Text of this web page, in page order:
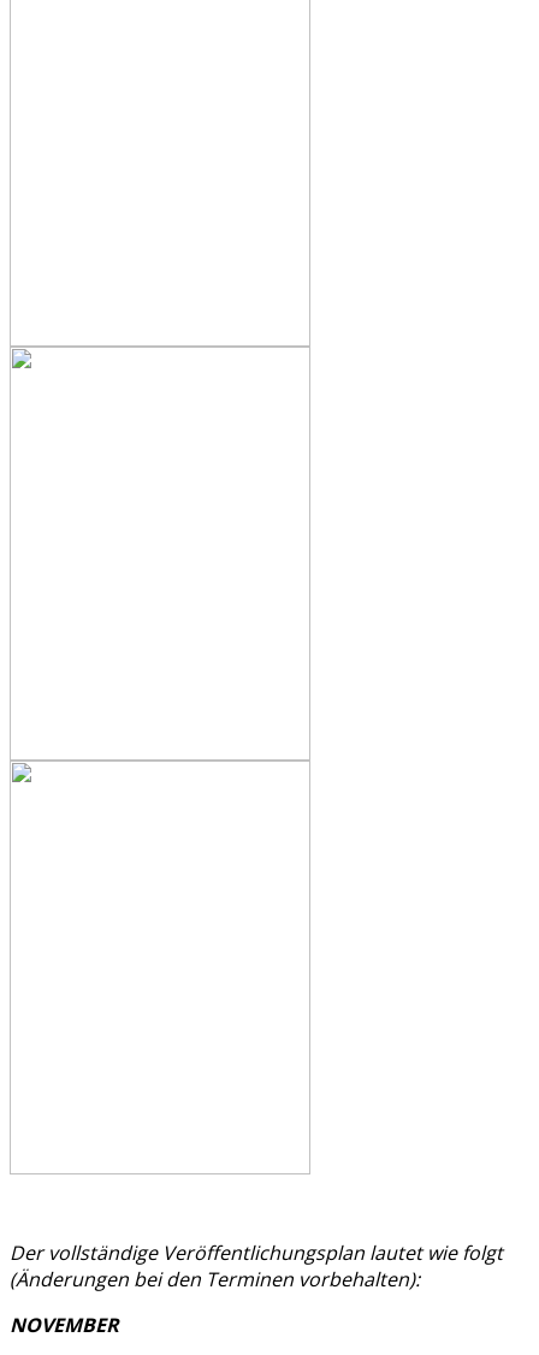
Der vollständige Veröffentlichungsplan lautet wie folgt
(Änderungen bei den Terminen vorbehalten):
NOVEMBER